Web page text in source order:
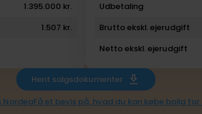
1.395.000 kr.
1.507 kr.
Udbetaling
Brutto ekskl. ejerudgift
Netto ekskl. ejerudgift
Hent salgsdokumenter
NordeaFå et bevis på, hvad du kan købe bolig